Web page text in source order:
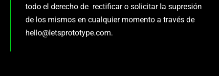
todo el derecho de rectificar o solicitar la supresión
de los mismos en cualquier momento a través de
hello@letsprototype.com.